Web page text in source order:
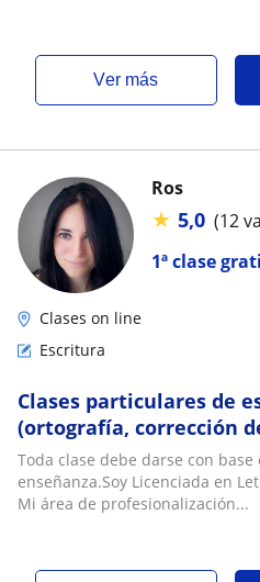
ver más
1ª clase
Ros
★ 5,0 (12
Clases on line
Escritura
Clases particulares de
(ortografía, corrección
Profesora Titulada en
Toda clase debe darse con
enseñanza.Soy Licenciada en
Mi área de profesionalización...